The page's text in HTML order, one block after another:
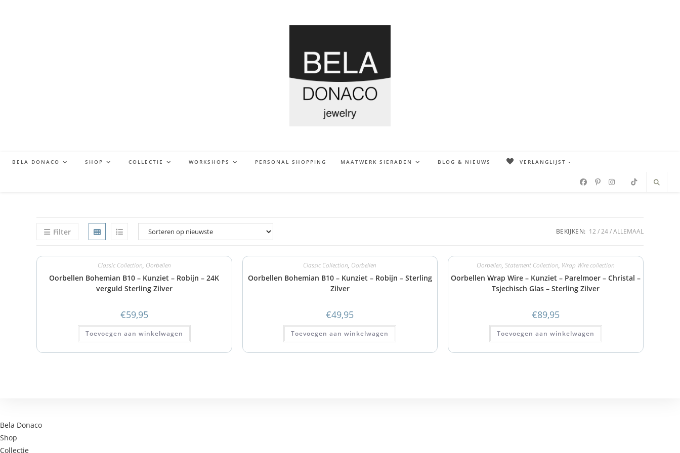
BELA DONACO SHOP COLLECTIE WORKSHOPS PERSONAL SHOPPING MAATWERK SIERADEN BLOG & NIEUWS VERLANGLIJST -
Filter BEKIJKEN: 12 24 ALLEMAAL
Classic Collection, Oorbellen
Oorbellen Bohemian B10 – Kunziet – Robijn – 24K
verguld Sterling Zilver
€59,95
Toevoegen aan winkelwagen
Classic Collection, Oorbellen
Oorbellen Bohemian B10 – Kunziet – Robijn – Sterling
Zilver
€49,95
Toevoegen aan winkelwagen
Oorbellen,Statement Collection, Wrap Wire collection
Oorbellen Wrap Wire – Kunziet – Parelmoer – Christal –
Tsjechisch Glas – Sterling Zilver
€89,95
Toevoegen aan winkelwagen
Bela Donaco
Shop
Collectie